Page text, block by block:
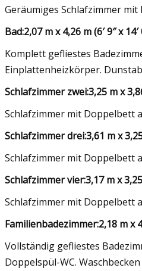
Geräumiges Schlafzimmer
Bad:2,07 m x 4,26 m (6′ 9″ x 14′
Komplett gefliestes
Einplattenheizkörper.
Schlafzimmer zwei:3,25 m x
Schlafzimmer mit Doppelbett
Schlafzimmer drei:3,61 m x
Schlafzimmer mit Doppelbett
Schlafzimmer vier:3,17 m x
Schlafzimmer mit Doppelbett
Familienbadezimmer:2,18 m x
Vollständig gefliestes
Doppelspül-WC.